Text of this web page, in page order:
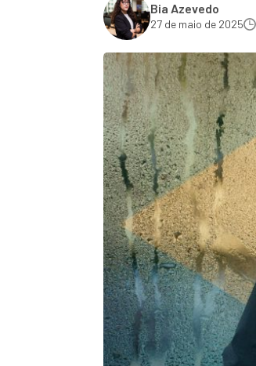
Bia Azevedo
27 de maio de 2025